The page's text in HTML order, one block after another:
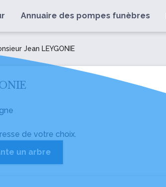
Annuaire des pompes funèbres
Jean LEYGONIE
de votre choix.
un arbre